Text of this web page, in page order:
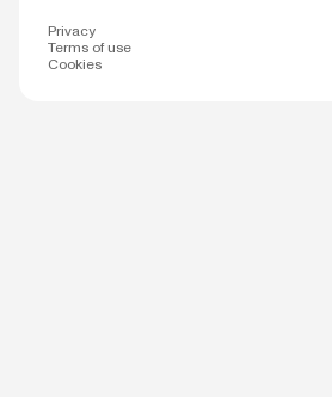
Privacy
Terms of use
Cookies